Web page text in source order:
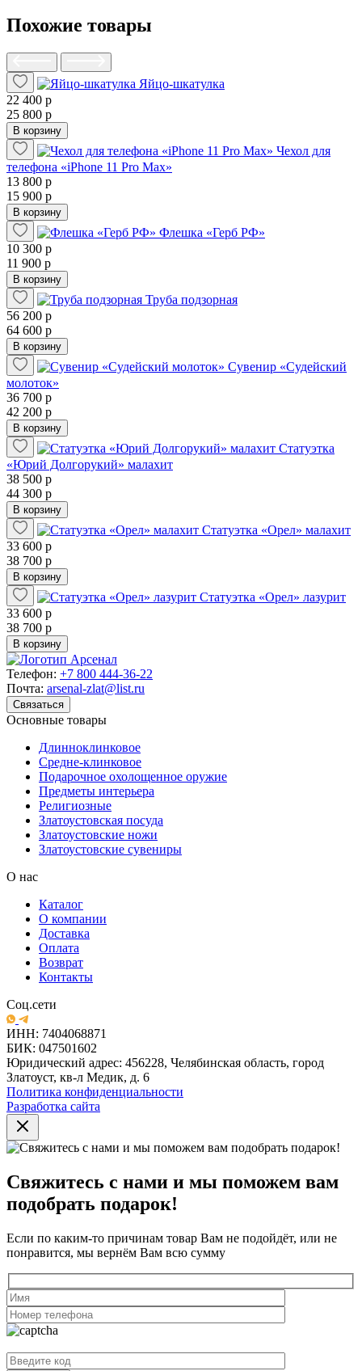
Похожие товары
Яйцо-шкатулка
22 400 р
25 800 р
В корзину
Чехол для
телефона «iPhone 11 Pro Max»
13 800 р
15 900 р
В корзину
Флешка «Герб РФ»
10 300 р
11 900 р
В корзину
Труба подзорная
56 200 р
64 600 р
В корзину
Сувенир «Судейский
молоток»
36 700 р
42 200 р
В корзину
Статуэтка
«Юрий Долгорукий» малахит
38 500 р
44 300 р
В корзину
Статуэтка «Орел» малахит
33 600 р
38 700 р
В корзину
Статуэтка «Орел» лазурит
33 600 р
38 700 р
В корзину
Телефон: +7 800 444-36-22
Почта: arsenal-zlat@list.ru
Связаться
Основные товары
Длинноклинковое
Средне-клинковое
Подарочное охолощенное оружие
Предметы интерьера
Религиозные
Златоустовская посуда
Златоустовские ножи
Златоустовские сувениры
О нас
Каталог
О компании
Доставка
Оплата
Возврат
Контакты
Соц.сети
ИНН: 7404068871
БИК: 047501602
Юридический адрес: 456228, Челябинская область, город
Златоуст, кв-л Медик, д. 6
Политика конфиденциальности
Разработка сайта
Свяжитесь с нами и мы поможем вам
подобрать подарок!
Если по каким-то причинам товар Вам не подойдёт, или не
понравится, мы вернём Вам всю сумму